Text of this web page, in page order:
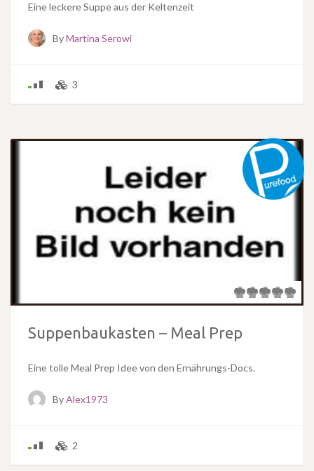
Eine leckere Suppe aus der Keltenzeit
ByMartina Serowi
3
Suppenbaukasten – Meal Prep
Eine tolle Meal Prep Idee von den Ernährungs-Docs.
ByAlex1973
2